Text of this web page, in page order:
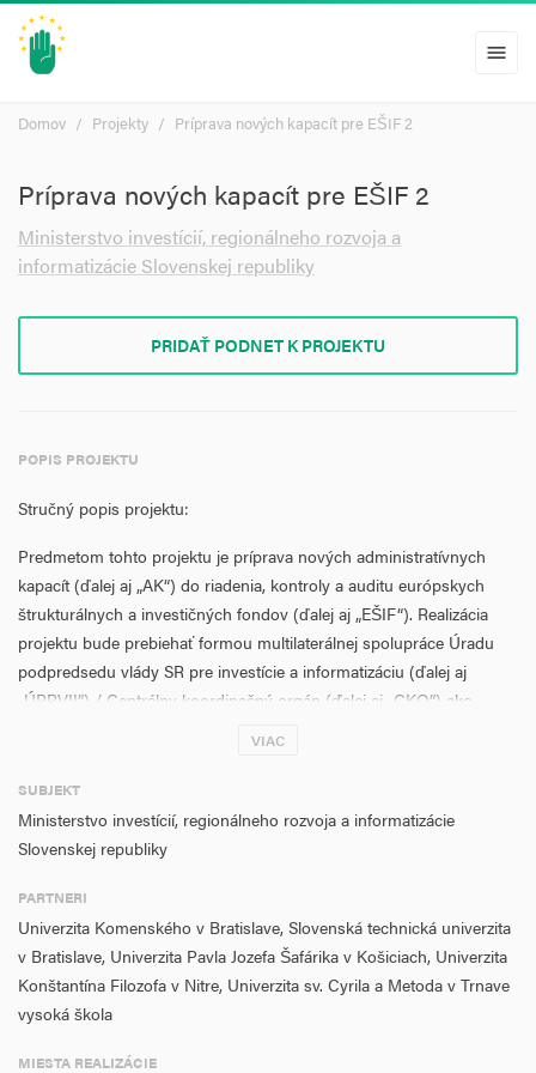
menu
Domov Projekty Príprava nových kapacít pre EŠIF 2
Príprava nových kapacít pre EŠIF 2
Ministerstvo investícií, regionálneho rozvoja a
informatizácie Slovenskej republiky
PRIDAŤ PODNET K PROJEKTU
POPIS PROJEKTU
Stručný popis projektu:
Predmetom tohto projektu je príprava nových administratívnych
kapacít (ďalej aj „AK“) do riadenia, kontroly a auditu európskych
štrukturálnych a investičných fondov (ďalej aj „EŠIF“). Realizácia
projektu bude prebiehať formou multilaterálnej spolupráce Úradu
podpredsedu vlády SR pre investície a informatizáciu (ďalej aj
„ÚPPVII“) / Centrálny koordinačný orgán (ďalej aj „CKO“) ako
odbornú tematiku riadenia politiky súdržnosti z fondov EU, prípravu
programového obdobia, štruktúru operačného programu,
implementáciu politiky súdržnosti na Slovensku, riadenia,
sťažností, kontroly a auditu EŠIF a iné relevantné témy.
ÚPPVII/CKO vyberal svojich partnerov transparentne, na základe
hodnotiacich kritérií, ktoré boli vopred zverejnené ako aj všetky
potrebné informácie pre partnerov na webovom sídle
https://www.vicepremier.gov.sk/index.php/fondy-eu/partnerske-
VIAC
SUBJEKT
Ministerstvo investícií, regionálneho rozvoja a informatizácie
Slovenskej republiky
PARTNERI
Univerzita Komenského v Bratislave, Slovenská technická univerzita
v Bratislave, Univerzita Pavla Jozefa Šafárika v Košiciach, Univerzita
Konštantína Filozofa v Nitre, Univerzita sv. Cyrila a Metoda v Trnave
vysoká škola
MIESTA REALIZÁCIE